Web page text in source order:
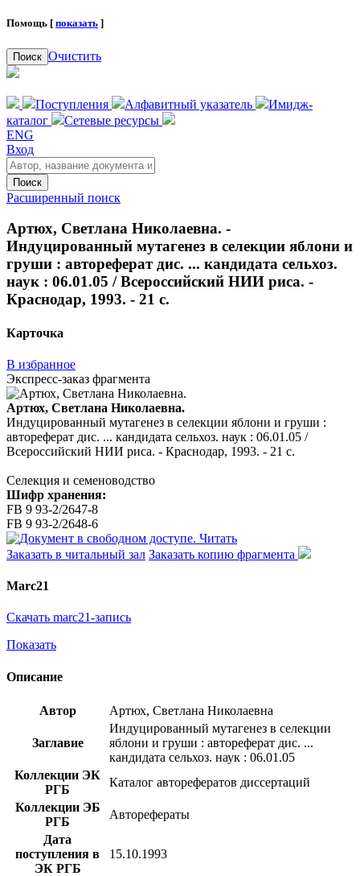
Помощь [ показать ]
Поиск Очистить
Поступления Алфавитный указатель
Имидж-
каталог
Сетевые ресурсы
ENG
Вход
Поиск
Расширенный поиск
Артюх, Светлана Николаевна. -
Индуцированный мутагенез в селекции яблони и
груши : автореферат дис. ... кандидата сельхоз.
наук : 06.01.05 / Всероссийский НИИ риса. -
Краснодар, 1993. - 21 с.
Карточка
В избранное
Экспресс-заказ фрагмента
Артюх, Светлана Николаевна.
Индуцированный мутагенез в селекции яблони и груши :
автореферат дис. ... кандидата сельхоз. наук : 06.01.05 /
Всероссийский НИИ риса. - Краснодар, 1993. - 21 с.
Селекция и семеноводство
Шифр хранения:
FB 9 93-2/2647-8
FB 9 93-2/2648-6
Читать
Заказать в читальный зал Заказать копию фрагмента
Marc21
Скачать marc21-запись
Показать
Описание
Автор Артюх, Светлана Николаевна
Заглавие
Индуцированный мутагенез в селекции
яблони и груши : автореферат дис. ...
кандидата сельхоз. наук : 06.01.05
Коллекции ЭК
РГБ
Каталог авторефератов диссертаций
Коллекции ЭБ
РГБ
Авторефераты
Дата
поступления в
ЭК РГБ
15.10.1993